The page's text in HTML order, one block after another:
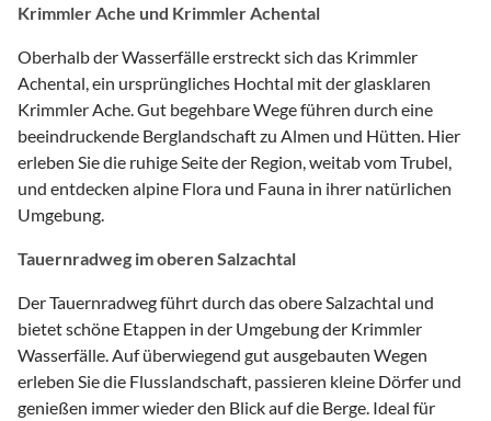
Krimmler Ache und Krimmler Achental
Oberhalb der Wasserfälle erstreckt sich das Krimmler
Achental, ein ursprüngliches Hochtal mit der glasklaren
Krimmler Ache. Gut begehbare Wege führen durch eine
beeindruckende Berglandschaft zu Almen und Hütten. Hier
erleben Sie die ruhige Seite der Region, weitab vom Trubel,
und entdecken alpine Flora und Fauna in ihrer natürlichen
Umgebung.
Tauernradweg im oberen Salzachtal
Der Tauernradweg führt durch das obere Salzachtal und
bietet schöne Etappen in der Umgebung der Krimmler
Wasserfälle. Auf überwiegend gut ausgebauten Wegen
erleben Sie die Flusslandschaft, passieren kleine Dörfer und
genießen immer wieder den Blick auf die Berge. Ideal für